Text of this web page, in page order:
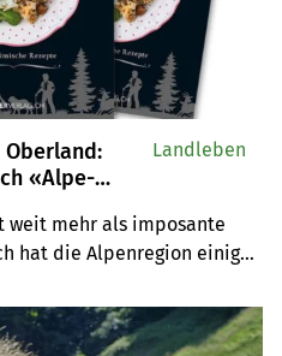
«Alpe-
weit mehr als imposante
hat die Alpenregion einiges
vom Weber Verlag.
Landleben